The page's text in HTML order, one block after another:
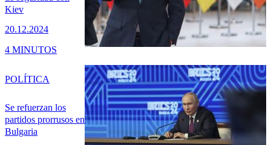
Kiev
20.12.2024
4 MINUTOS
Se refuerzan los
partidos prorrusos en
Bulgaria
POLÍTICA